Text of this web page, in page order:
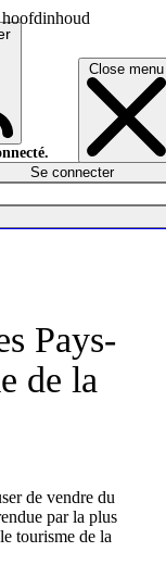
Close menu
Se connecter
Pays-
de la
de vendre du
par la plus
tourisme de la